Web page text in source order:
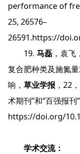
performance of
25, 26576–
26591.https://
19. 马磊 ，袁
复合肥种类及施氮
响， 草业学报 ，22
术期刊”和“百强报刊”
https://doi.org/
学术交流：